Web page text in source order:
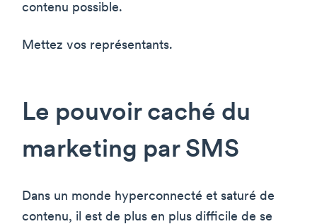
contenu possible.
Mettez vos représentants.
Le pouvoir caché du
marketing par SMS
Dans un monde hyperconnecté et saturé de
contenu, il est de plus en plus difficile de se